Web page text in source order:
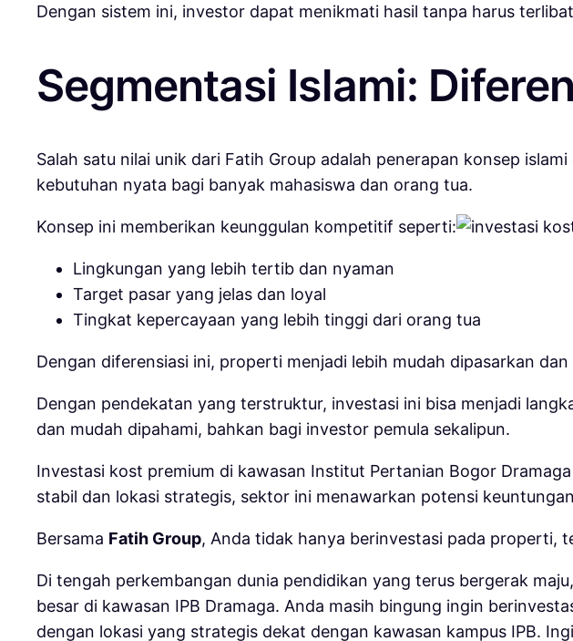
Dengan sistem ini, investor dapat menikmati hasil tanpa harus
Segmentasi Islami:
Salah satu nilai unik dari Fatih Group adalah penerapan konsep
kebutuhan nyata bagi banyak mahasiswa dan orang tua.
Konsep ini memberikan keunggulan kompetitif seperti:
Lingkungan yang lebih tertib dan nyaman
Target pasar yang jelas dan loyal
Tingkat kepercayaan yang lebih tinggi dari orang tua
Dengan diferensiasi ini, properti menjadi lebih mudah dipasarkan
Dengan pendekatan yang terstruktur, investasi ini bisa menjadi
dan mudah dipahami, bahkan bagi investor pemula sekalipun.
Investasi kost premium di kawasan Institut Pertanian Bogor
stabil dan lokasi strategis, sektor ini menawarkan potensi
Bersama Fatih Group, Anda tidak hanya berinvestasi pada properti,
Di tengah perkembangan dunia pendidikan yang terus bergerak
besar di kawasan IPB Dramaga. Anda masih bingung ingin
dengan lokasi yang strategis dekat dengan kawasan kampus IPB.